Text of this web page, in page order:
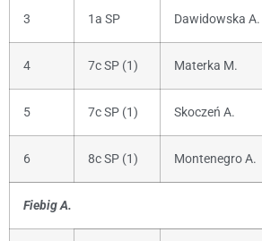
3 1a SP Dawidowska A.
4 7c SP (1) Materka M.
5 7c SP (1) Skoczeń A.
6 8c SP (1) Montenegro A.
Fiebig A.